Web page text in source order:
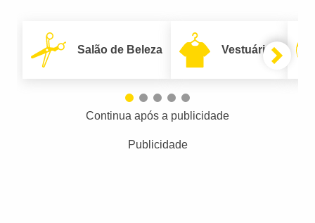
Salão de Beleza Vestuário
Continua após a publicidade
Publicidade